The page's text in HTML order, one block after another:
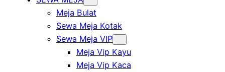
Meja Bulat
Sewa Meja Kotak
Sewa Meja VIP
Meja Vip Kayu
Meja Vip Kaca